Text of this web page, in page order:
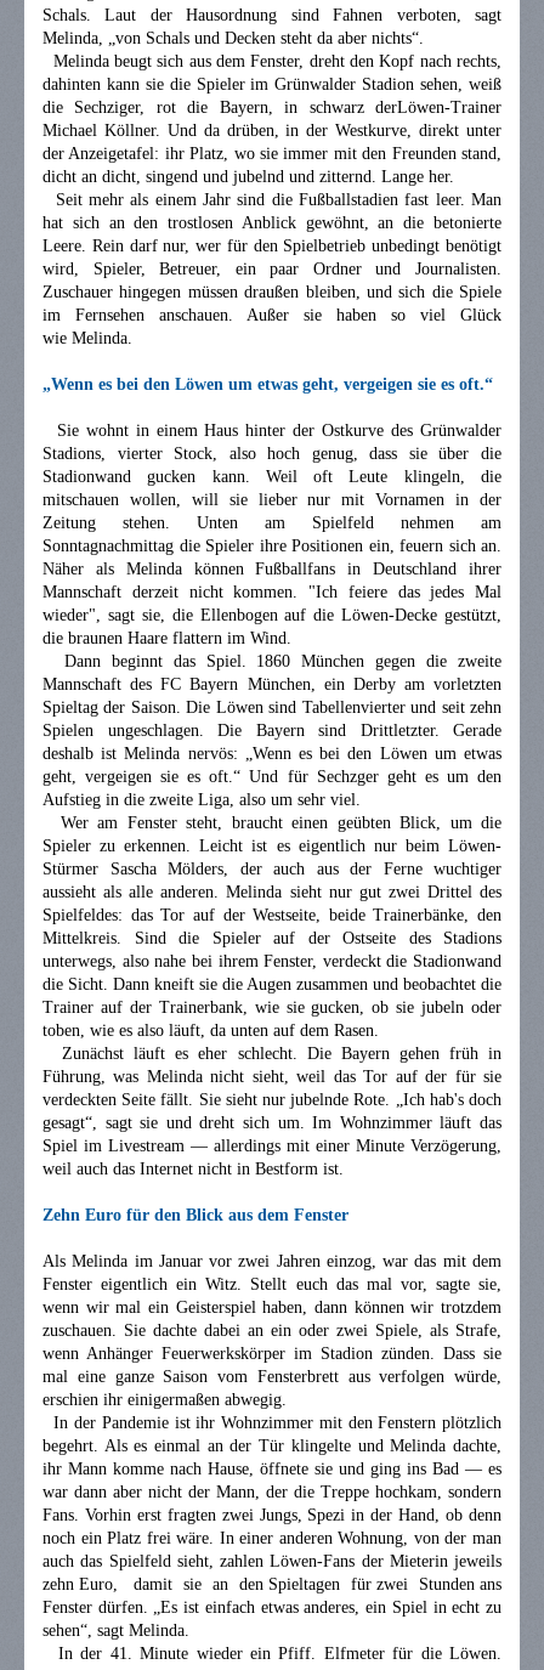
Schals. Laut der Hausordnung sind Fahnen verboten, sagt
Melinda, „von Schals und Decken steht da aber nichts“.
Melinda beugt sich aus dem Fenster, dreht den Kopf nach rechts,
dahinten kann sie die Spieler im Grünwalder Stadion sehen, weiß
die Sechziger, rot die Bayern, in schwarz derLöwen-Trainer
Michael Köllner. Und da drüben, in der Westkurve, direkt unter
der Anzeigetafel: ihr Platz, wo sie immer mit den Freunden stand,
dicht an dicht, singend und jubelnd und zitternd. Lange her.
Seit mehr als einem Jahr sind die Fußballstadien fast leer. Man
hat sich an den trostlosen Anblick gewöhnt, an die betonierte
Leere. Rein darf nur, wer für den Spielbetrieb unbedingt benötigt
wird, Spieler, Betreuer, ein paar Ordner und Journalisten.
Zuschauer hingegen müssen draußen bleiben, und sich die Spiele
im Fernsehen anschauen. Außer sie haben so viel Glück
wie Melinda.
„Wenn es bei den Löwen um etwas geht, vergeigen sie es oft.“
Sie wohnt in einem Haus hinter der Ostkurve des Grünwalder
Stadions, vierter Stock, also hoch genug, dass sie über die
Stadionwand gucken kann. Weil oft Leute klingeln, die
mitschauen wollen, will sie lieber nur mit Vornamen in der
Zeitung stehen. Unten am Spielfeld nehmen am
Sonntagnachmittag die Spieler ihre Positionen ein, feuern sich an.
Näher als Melinda können Fußballfans in Deutschland ihrer
Mannschaft derzeit nicht kommen. "Ich feiere das jedes Mal
wieder", sagt sie, die Ellenbogen auf die Löwen-Decke gestützt,
die braunen Haare flattern im Wind.
Dann beginnt das Spiel. 1860 München gegen die zweite
Mannschaft des FC Bayern München, ein Derby am vorletzten
Spieltag der Saison. Die Löwen sind Tabellenvierter und seit zehn
Spielen ungeschlagen. Die Bayern sind Drittletzter. Gerade
deshalb ist Melinda nervös: „Wenn es bei den Löwen um etwas
geht, vergeigen sie es oft.“ Und für Sechzger geht es um den
Aufstieg in die zweite Liga, also um sehr viel.
Wer am Fenster steht, braucht einen geübten Blick, um die
Spieler zu erkennen. Leicht ist es eigentlich nur beim Löwen-
Stürmer Sascha Mölders, der auch aus der Ferne wuchtiger
aussieht als alle anderen. Melinda sieht nur gut zwei Drittel des
Spielfeldes: das Tor auf der Westseite, beide Trainerbänke, den
Mittelkreis. Sind die Spieler auf der Ostseite des Stadions
unterwegs, also nahe bei ihrem Fenster, verdeckt die Stadionwand
die Sicht. Dann kneift sie die Augen zusammen und beobachtet die
Trainer auf der Trainerbank, wie sie gucken, ob sie jubeln oder
toben, wie es also läuft, da unten auf dem Rasen.
Zunächst läuft es eher schlecht. Die Bayern gehen früh in
Führung, was Melinda nicht sieht, weil das Tor auf der für sie
verdeckten Seite fällt. Sie sieht nur jubelnde Rote. „Ich hab's doch
gesagt“, sagt sie und dreht sich um. Im Wohnzimmer läuft das
Spiel im Livestream — allerdings mit einer Minute Verzögerung,
weil auch das Internet nicht in Bestform ist.
Zehn Euro für den Blick aus dem Fenster
Als Melinda im Januar vor zwei Jahren einzog, war das mit dem
Fenster eigentlich ein Witz. Stellt euch das mal vor, sagte sie,
wenn wir mal ein Geisterspiel haben, dann können wir trotzdem
zuschauen. Sie dachte dabei an ein oder zwei Spiele, als Strafe,
wenn Anhänger Feuerwerkskörper im Stadion zünden. Dass sie
mal eine ganze Saison vom Fensterbrett aus verfolgen würde,
erschien ihr einigermaßen abwegig.
In der Pandemie ist ihr Wohnzimmer mit den Fenstern plötzlich
begehrt. Als es einmal an der Tür klingelte und Melinda dachte,
ihr Mann komme nach Hause, öffnete sie und ging ins Bad — es
war dann aber nicht der Mann, der die Treppe hochkam, sondern
Fans. Vorhin erst fragten zwei Jungs, Spezi in der Hand, ob denn
noch ein Platz frei wäre. In einer anderen Wohnung, von der man
auch das Spielfeld sieht, zahlen Löwen-Fans der Mieterin jeweils
zehn Euro, damit sie an den Spieltagen für zwei Stunden ans
Fenster dürfen. „Es ist einfach etwas anderes, ein Spiel in echt zu
sehen“, sagt Melinda.
In der 41. Minute wieder ein Pfiff. Elfmeter für die Löwen.